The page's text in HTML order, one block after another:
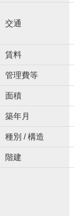
交通
賃料
管理費等
面積
築年月
種別 / 構造
階建